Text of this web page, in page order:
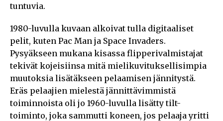
tuntuvia.
1980-luvulla kuvaan alkoivat tulla digitaaliset
pelit, kuten Pac Man ja Space Invaders.
Pysyäkseen mukana kisassa flipperivalmistajat
tekivät kojeisiinsa mitä mielikuvituksellisimpia
muutoksia lisätäkseen pelaamisen jännitystä.
Eräs pelaajien mielestä jännittävimmistä
toiminnoista oli jo 1960-luvulla lisätty tilt-
toiminto, joka sammutti koneen, jos pelaaja yritti